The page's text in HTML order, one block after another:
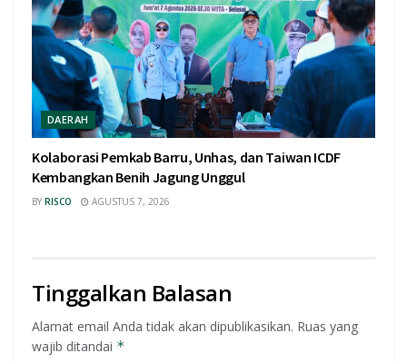
DAERAH
Kolaborasi Pemkab Barru, Unhas, dan Taiwan ICDF
Kembangkan Benih Jagung Unggul
BY RISCO AGUSTUS 7, 2026
Tinggalkan Balasan
Alamat email Anda tidak akan dipublikasikan. Ruas yang
wajib ditandai *